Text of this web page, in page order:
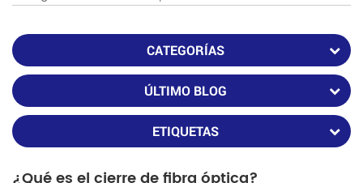
CATEGORÍAS
ÚLTIMO BLOG
ETIQUETAS